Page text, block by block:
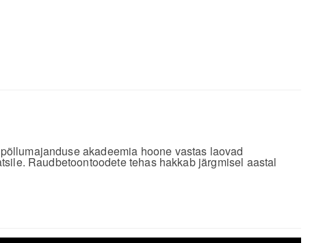
akadeemia hoone vastas laovad
Raudbetoontoodete tehas hakkab järgmisel aastal